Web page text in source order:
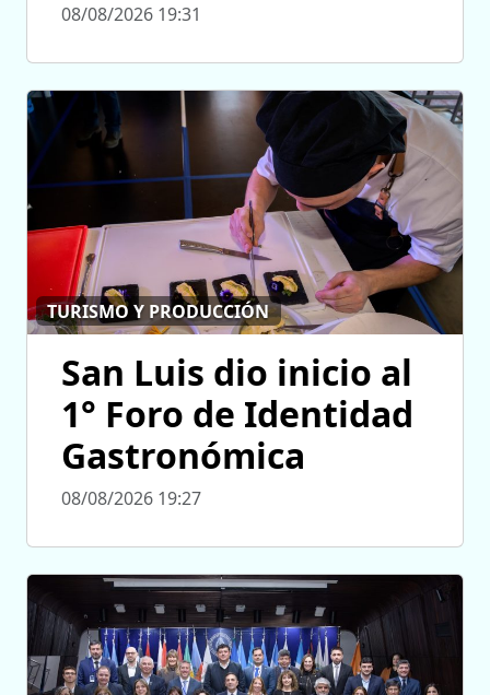
08/08/2026 19:31
TURISMO Y PRODUCCIÓN
San Luis dio inicio al
1° Foro de Identidad
Gastronómica
08/08/2026 19:27